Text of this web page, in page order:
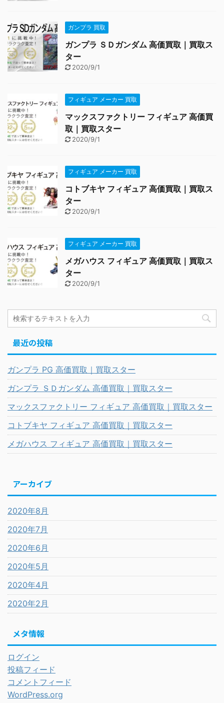
ガンプラ 買取
ガンプラ ＳＤガンダム 高価買取｜買取ス
ター
2020/9/1
フィギュア メーカー 買取
マックスファクトリー フィギュア 高価買
取｜買取スター
2020/9/1
フィギュア メーカー 買取
コトブキヤ フィギュア 高価買取｜買取ス
ター
2020/9/1
フィギュア メーカー 買取
メガハウス フィギュア 高価買取｜買取ス
ター
2020/9/1
最近の投稿
ガンプラ PG 高価買取｜買取スター
ガンプラ ＳＤガンダム 高価買取｜買取スター
マックスファクトリー フィギュア 高価買取｜買取スター
コトブキヤ フィギュア 高価買取｜買取スター
メガハウス フィギュア 高価買取｜買取スター
アーカイブ
2020年8月
2020年7月
2020年6月
2020年5月
2020年4月
2020年2月
メタ情報
ログイン
投稿フィード
コメントフィード
WordPress.org